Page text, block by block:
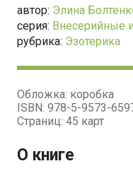
автор: Элина
серия: Внесерийные
рубрика: Эзотерика
Обложка: коробка
ISBN: 978-5-9573-
Страниц: 45 карт
О книге